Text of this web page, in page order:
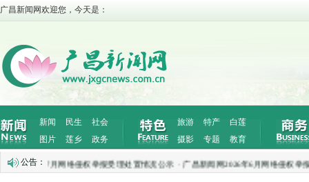
广昌新闻网欢迎您，今天是：
新闻 民生
社会
图片
莲乡 政务
旅游 特产
白莲
摄影
专题 教育
公告：
年7月网络侵权举报受理处置情况公示·广昌新闻网2026年6月网络侵权举报受